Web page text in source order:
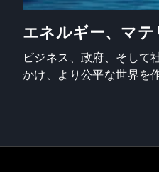
エネルギー、マテ
ビジネス、政府、そして
かけ、より公平な世界を